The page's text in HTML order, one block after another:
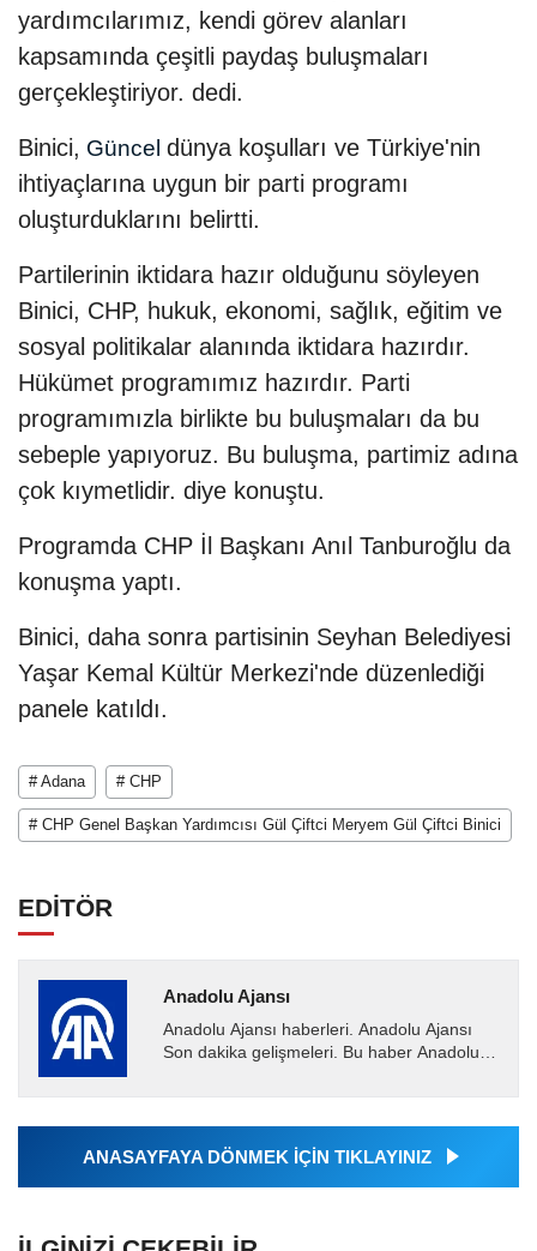
yardımcılarımız, kendi görev alanları
kapsamında çeşitli paydaş buluşmaları
gerçekleştiriyor. dedi.
Binici, Güncel dünya koşulları ve Türkiye'nin
ihtiyaçlarına uygun bir parti programı
oluşturduklarını belirtti.
Partilerinin iktidara hazır olduğunu söyleyen
Binici, CHP, hukuk, ekonomi, sağlık, eğitim ve
sosyal politikalar alanında iktidara hazırdır.
Hükümet programımız hazırdır. Parti
programımızla birlikte bu buluşmaları da bu
sebeple yapıyoruz. Bu buluşma, partimiz adına
çok kıymetlidir. diye konuştu.
Programda CHP İl Başkanı Anıl Tanburoğlu da
konuşma yaptı.
Binici, daha sonra partisinin Seyhan Belediyesi
Yaşar Kemal Kültür Merkezi'nde düzenlediği
panele katıldı.
# Adana # CHP
# CHP Genel Başkan Yardımcısı Gül Çiftci Meryem Gül Çiftci Binici
EDİTÖR
Anadolu Ajansı
Anadolu Ajansı haberleri. Anadolu Ajansı
Son dakika gelişmeleri. Bu haber Anadolu
Ajansı tarafından...
ANASAYFAYA DÖNMEK İÇİN TIKLAYINIZ